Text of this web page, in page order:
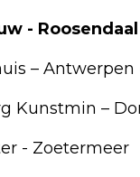
- Roosendaal
– Antwerpen
–
- Zoetermeer